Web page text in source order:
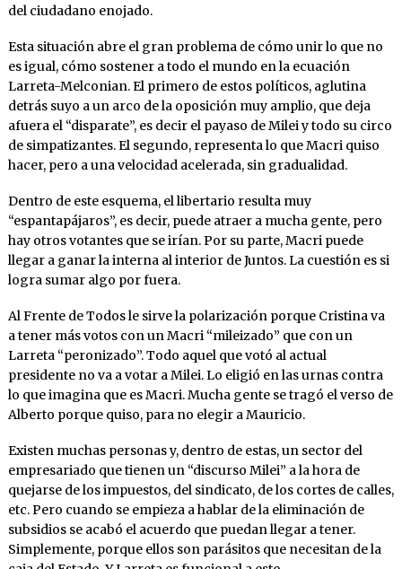
del ciudadano enojado.
Esta situación abre el gran problema de cómo unir lo que no
es igual, cómo sostener a todo el mundo en la ecuación
Larreta-Melconian. El primero de estos políticos, aglutina
detrás suyo a un arco de la oposición muy amplio, que deja
afuera el “disparate”, es decir el payaso de Milei y todo su circo
de simpatizantes. El segundo, representa lo que Macri quiso
hacer, pero a una velocidad acelerada, sin gradualidad.
Dentro de este esquema, el libertario resulta muy
“espantapájaros”, es decir, puede atraer a mucha gente, pero
hay otros votantes que se irían. Por su parte, Macri puede
llegar a ganar la interna al interior de Juntos. La cuestión es si
logra sumar algo por fuera.
Al Frente de Todos le sirve la polarización porque Cristina va
a tener más votos con un Macri “mileizado” que con un
Larreta “peronizado”. Todo aquel que votó al actual
presidente no va a votar a Milei. Lo eligió en las urnas contra
lo que imagina que es Macri. Mucha gente se tragó el verso de
Alberto porque quiso, para no elegir a Mauricio.
Existen muchas personas y, dentro de estas, un sector del
empresariado que tienen un “discurso Milei” a la hora de
quejarse de los impuestos, del sindicato, de los cortes de calles,
etc. Pero cuando se empieza a hablar de la eliminación de
subsidios se acabó el acuerdo que puedan llegar a tener.
Simplemente, porque ellos son parásitos que necesitan de la